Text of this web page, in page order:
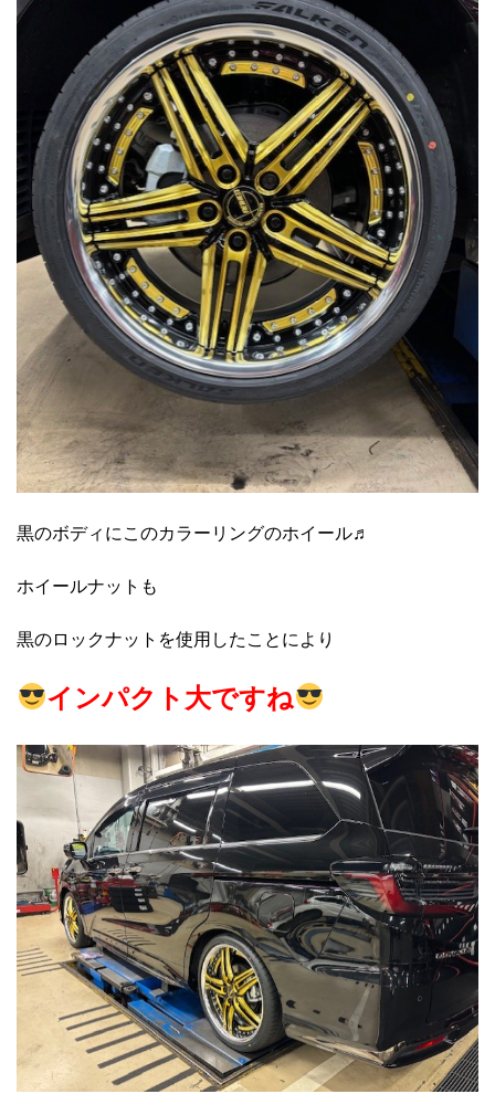
黒のボディにこのカラーリングのホイール♬
ホイールナットも
黒のロックナットを使用したことにより
インパクト大ですね